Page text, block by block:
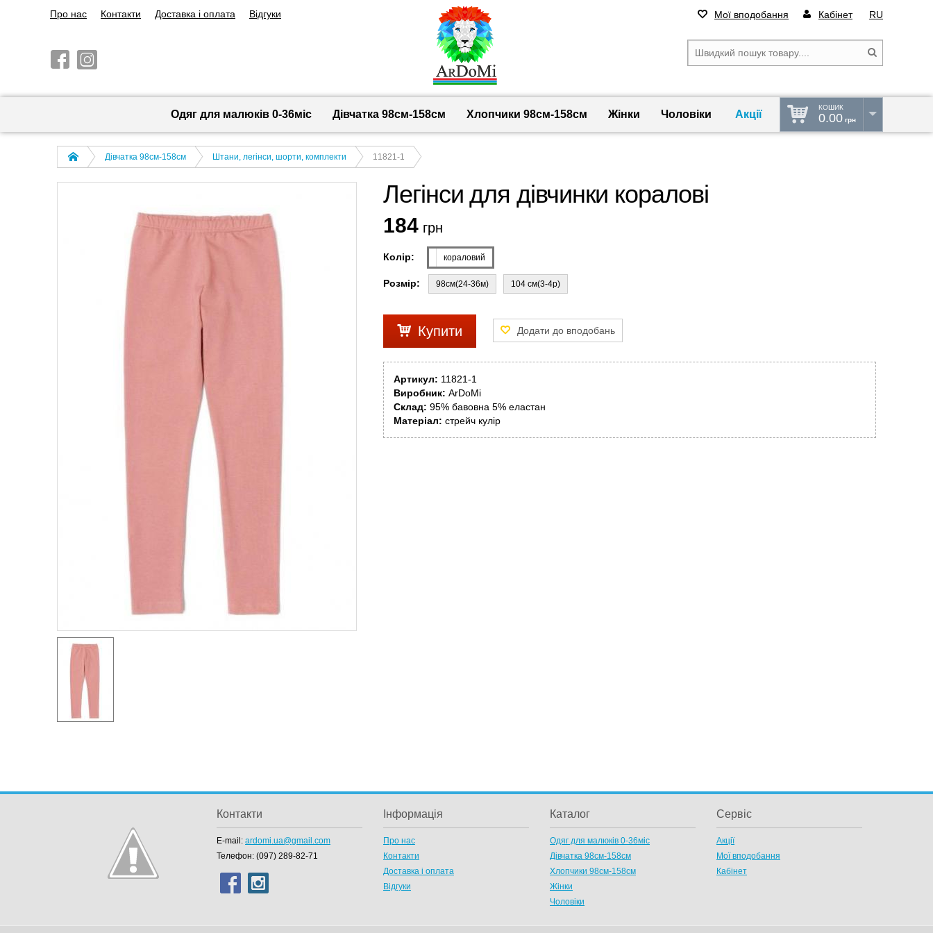
Про нас Контакти Доставка і оплата Відгуки Мої вподобання Кабінет RU
Одяг для малюків 0-36міс Дівчатка 98cм-158см Хлопчики 98см-158см Жінки Чоловіки Акції
КОШИК
0.00 грн
Дівчатка 98cм-158см Штани, легінси, шорти, комплекти 11821-1
Легінси для дівчинки коралові
184 грн
Колір: кораловий
Розмір: 98см(24-36м) 104 см(3-4р)
Купити
Артикул: 11821-1
Виробник: ArDoMi
Склад: 95% бавовна 5% еластан
Матеріал: стрейч кулір
Контакти
E-mail: ardomi.ua@gmail.com
Телефон: (097) 289-82-71
Інформація
Про нас
Контакти
Доставка і оплата
Відгуки
Каталог
Одяг для малюків 0-36міс
Дівчатка 98cм-158см
Хлопчики 98см-158см
Жінки
Чоловіки
Сервіс
Акції
Мої вподобання
Кабінет